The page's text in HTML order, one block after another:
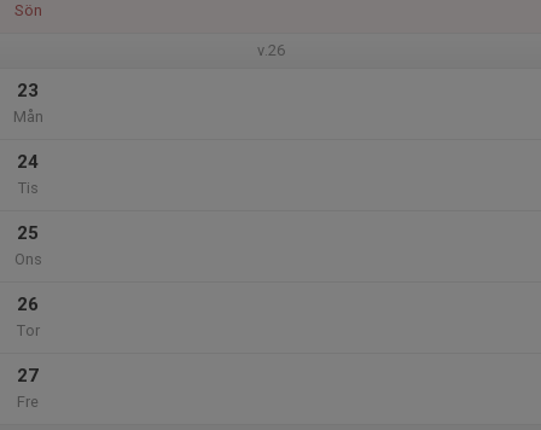
Sön
v.26
23
Mån
24
Tis
25
Ons
26
Tor
27
Fre